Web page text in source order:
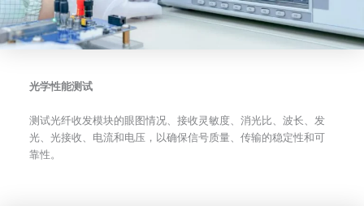
光学性能测试
测试光纤收发模块的眼图情况、接收灵敏度、消光比、波长、发
光、光接收、电流和电压，以确保信号质量、传输的稳定性和可
靠性。